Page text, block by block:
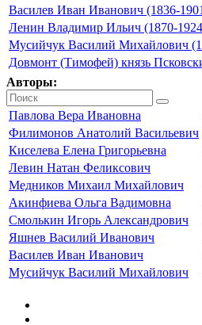
Василев Иван Иванович (1836-
Ленин Владимир Ильич (1870-
Мусийчук Василий Михайлович
Довмонт (Тимофей) князь
Авторы:
Павлова Вера Ивановна
Филимонов Анатолий Васильевич
Киселева Елена Григорьевна
Левин Натан Феликсович
Медников Михаил Михайлович
Акинфиева Ольга Вадимовна
Смолькин Игорь Александрович
Яшнев Василий Иванович
Василев Иван Иванович
Мусийчук Василий Михайлович